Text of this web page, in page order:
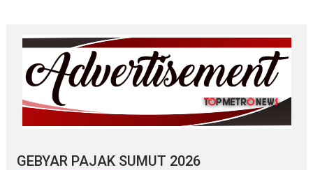
GEBYAR PAJAK SUMUT 2026